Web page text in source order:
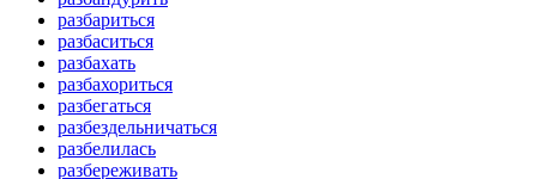
разбариться
разбаситься
разбахать
разбахориться
разбегаться
разбездельничаться
разбелилась
разбереживать